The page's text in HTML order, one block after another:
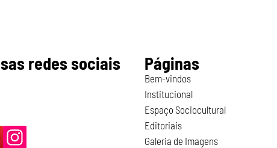
redes sociais Páginas
Bem-vindos
Institucional
Espaço Sociocultural
Editoriais
Galeria de Imagens